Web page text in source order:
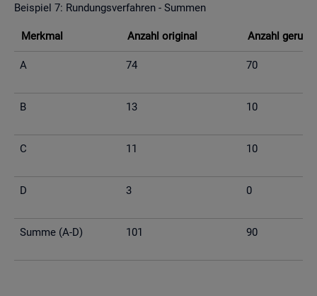
Bei­spiel 7: Run­dungs­ver­fah­ren - Sum­men
Merk­mal An­zahl ori­gi­nal An­zahl
A 74 70
B 13 10
C 11 10
D 3 0
Summe (A-D) 101 90